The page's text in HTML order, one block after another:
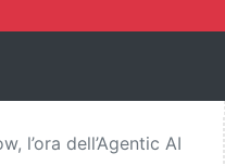
l’ora dell’Agentic AI